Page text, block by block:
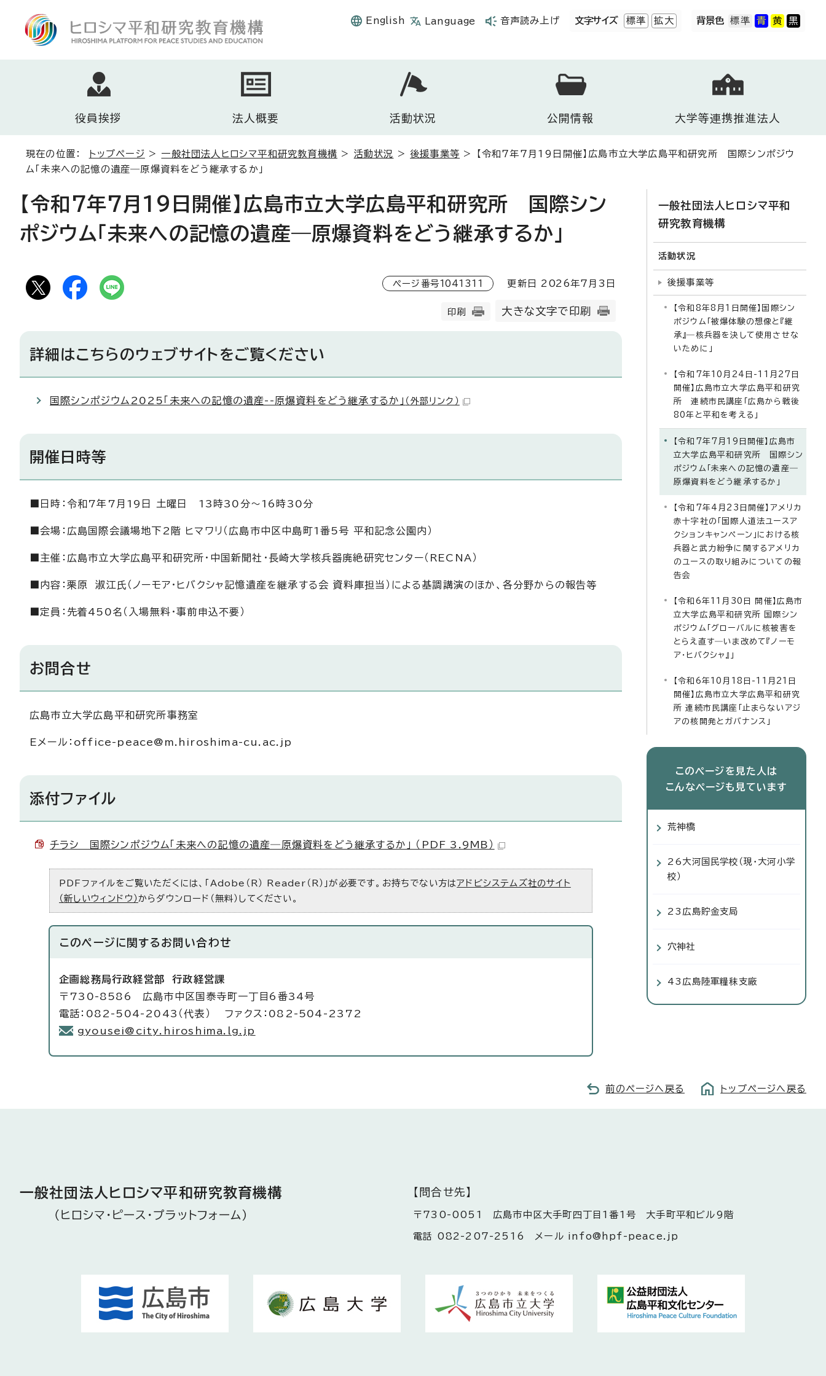
English Language 音声読み上げ 文字サイズ 標準 拡大 背景色
役員挨拶 法人概要 活動状況 公開情報 大学等連携推進法人
現在の位置： トップページ > 一般社団法人ヒロシマ平和研究教育機構 > 活動状況 >後援事業等 > 【令和7年7月19日開催】広島市立大学広島平和研究所 国際シンポジウ
ム「未来への記憶の遺産―原爆資料をどう継承するか」
【令和7年7月19日開催】広島市立大学広島平和研究所 国際シン
ポジウム「未来への記憶の遺産―原爆資料をどう継承するか」
ページ番号1041311 更新日 2026年7月3日
印刷 大きな文字で印刷
詳細はこちらのウェブサイトをご覧ください
国際シンポジウム2025「未来への記憶の遺産--原爆資料をどう継承するか」 （外部リンク）
開催日時等
■日時：令和7年7月19日 土曜日 13時30分～16時30分
■会場：広島国際会議場地下2階 ヒマワリ（広島市中区中島町1番5号 平和記念公園内）
■主催：広島市立大学広島平和研究所・中国新聞社・長崎大学核兵器廃絶研究センター（RECNA）
■内容：栗原 淑江氏（ノーモア・ヒバクシャ記憶遺産を継承する会 資料庫担当）による基調講演のほか、各分野からの報告等
■定員：先着450名（入場無料・事前申込不要）
お問合せ
広島市立大学広島平和研究所事務室
Eメール： office-peace@m.hiroshima-cu.ac.jp
添付ファイル
チラシ＿国際シンポジウム「未来への記憶の遺産―原爆資料をどう継承するか」 （PDF 3.9MB）
PDFファイルをご覧いただくには、「Adobe（R） Reader（R）」が必要です。お持ちでない方はアドビシステムズ社のサイト
（新しいウィンドウ）からダウンロード（無料）してください。
このページに関する お問い合わせ
企画総務局行政経営部行政経営課
〒730-8586 広島市中区国泰寺町一丁目6番34号
電話：082-504-2043（代表） ファクス：082-504-2372
gyousei@city.hiroshima.lg.jp
一般社団法人ヒロシマ平和
研究教育機構
活動状況
後援事業等
【令和8年8月1日開催】国際シン
ポジウム「被爆体験の想像と『継
承』―核兵器を決して使用させな
いために」
【令和7年10月24日-11月27日
開催】広島市立大学広島平和研究
所 連続市民講座「広島から戦後
80年と平和を考える」
【令和7年7月19日開催】広島市
立大学広島平和研究所 国際シン
ポジウム「未来への記憶の遺産―
原爆資料をどう継承するか」
【令和7年4月23日開催】アメリカ
赤十字社の「国際人道法ユースア
クションキャンペーン」における核
兵器と武力紛争に関するアメリカ
のユースの取り組みについての報
告会
【令和6年11月30日 開催】広島市
立大学広島平和研究所 国際シン
ポジウム「グローバルに核被害を
とらえ直す―いま改めて『ノーモ
ア・ヒバクシャ』」
【令和6年10月18日-11月21日
開催】広島市立大学広島平和研究
所 連続市民講座「止まらないアジ
アの核開発とガバナンス」
このページを見た人は
こんなページも見ています
荒神橋
26大河国民学校（現・大河小学
校）
23広島貯金支局
穴神社
43広島陸軍糧秣支廠
前のページへ戻る トップページへ戻る
一般社団法人ヒロシマ平和研究教育機構
（ヒロシマ・ピース・プラットフォーム）
【問合せ先】
〒730-0051 広島市中区大手町四丁目1番1号 大手町平和ビル9階
電話 082-207-2516 メール info@hpf-peace.jp